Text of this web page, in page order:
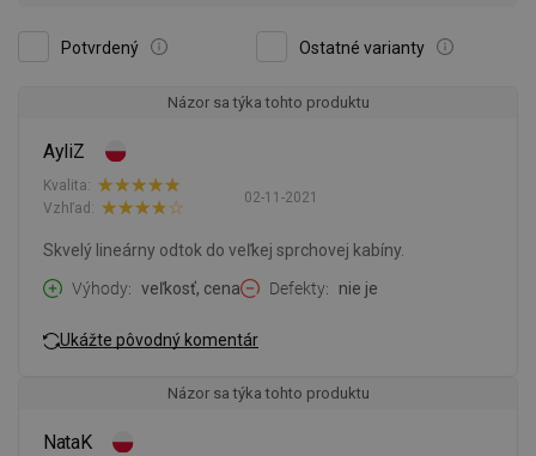
Potvrdený Ostatné varianty
Názor sa týka tohto produktu
AyliZ
02-11-2021
Kvalita:
Vzhľad:
Skvelý lineárny odtok do veľkej sprchovej kabíny.
Výhody
veľkosť, cena Defekty nie je
Ukážte pôvodný komentár
Názor sa týka tohto produktu
NataK